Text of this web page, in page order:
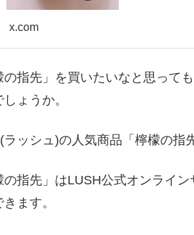
x.com
の指先」を買いたいなと思って
ょうか。
ラッシュ)の人気商品「檸檬の指
の指先」はLUSH公式オンライン
ます。